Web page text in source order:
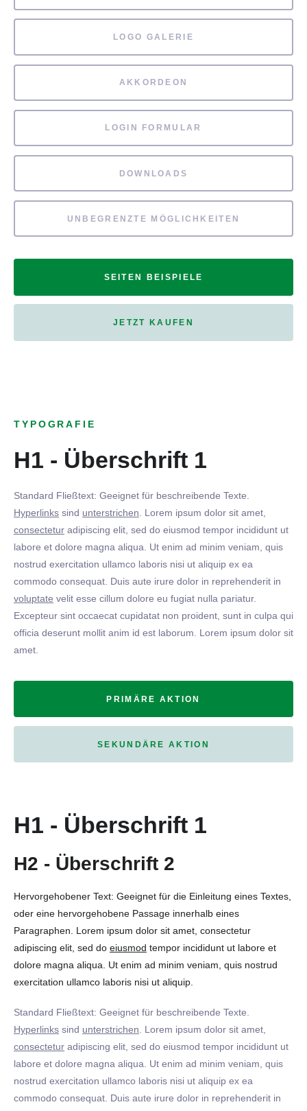
LOGO GALERIE
AKKORDEON
LOGIN FORMULAR
DOWNLOADS
UNBEGRENZTE MÖGLICHKEITEN
SEITEN BEISPIELE
JETZT KAUFEN
TYPOGRAFIE
H1 - Überschrift 1
Standard Fließtext: Geeignet für beschreibende Texte.
Hyperlinks sind unterstrichen . Lorem ipsum dolor sit amet,
consectetur adipiscing elit, sed do eiusmod tempor incididunt ut
labore et dolore magna aliqua. Ut enim ad minim veniam, quis
nostrud exercitation ullamco laboris nisi ut aliquip ex ea
commodo consequat. Duis aute irure dolor in reprehenderit in
voluptate velit esse cillum dolore eu fugiat nulla pariatur.
Excepteur sint occaecat cupidatat non proident, sunt in culpa qui
officia deserunt mollit anim id est laborum. Lorem ipsum dolor sit
amet.
PRIMÄRE AKTION
SEKUNDÄRE AKTION
H1 - Überschrift 1
H2 - Überschrift 2
Hervorgehobener Text: Geeignet für die Einleitung eines Textes,
oder eine hervorgehobene Passage innerhalb eines
Paragraphen. Lorem ipsum dolor sit amet, consectetur
adipiscing elit, sed do eiusmod tempor incididunt ut labore et
dolore magna aliqua. Ut enim ad minim veniam, quis nostrud
exercitation ullamco laboris nisi ut aliquip.
Standard Fließtext: Geeignet für beschreibende Texte.
Hyperlinks sind unterstrichen. Lorem ipsum dolor sit amet,
consectetur adipiscing elit, sed do eiusmod tempor incididunt ut
labore et dolore magna aliqua. Ut enim ad minim veniam, quis
nostrud exercitation ullamco laboris nisi ut aliquip ex ea
commodo consequat. Duis aute irure dolor in reprehenderit in